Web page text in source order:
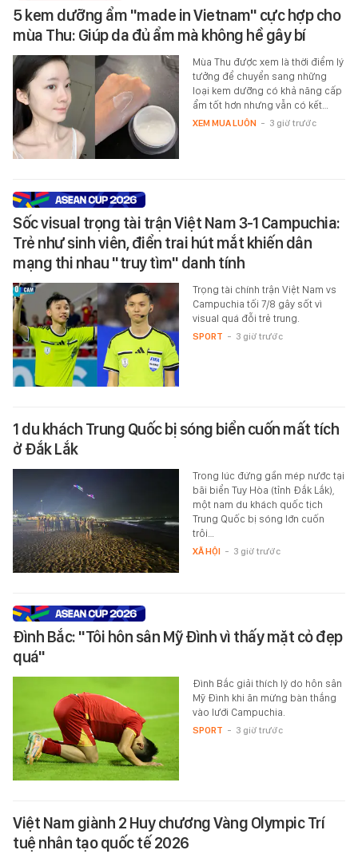
5 kem dưỡng ẩm "made in Vietnam" cực hợp cho
mùa Thu: Giúp da đủ ẩm mà không hề gây bí
Mùa Thu được xem là thời điểm lý
tưởng để chuyển sang những
loại kem dưỡng có khả năng cấp
ẩm tốt hơn nhưng vẫn có kết…
XEM MUA LUÔN - 3 giờ trước
Sốc visual trọng tài trận Việt Nam 3-1 Campuchia:
Trẻ như sinh viên, điển trai hút mắt khiến dân
mạng thi nhau "truy tìm" danh tính
Trọng tài chính trận Việt Nam vs
Campuchia tối 7/8 gây sốt vì
visual quá đỗi trẻ trung.
SPORT - 3 giờ trước
1 du khách Trung Quốc bị sóng biển cuốn mất tích
ở Đắk Lắk
Trong lúc đứng gần mép nước tại
bãi biển Tuy Hòa (tỉnh Đắk Lắk),
một nam du khách quốc tịch
Trung Quốc bị sóng lớn cuốn
trôi…
XÃ HỘI - 3 giờ trước
Đình Bắc: "Tôi hôn sân Mỹ Đình vì thấy mặt cỏ đẹp
quá"
Đình Bắc giải thích lý do hôn sân
Mỹ Đình khi ăn mừng bàn thắng
vào lưới Campuchia.
SPORT - 3 giờ trước
Việt Nam giành 2 Huy chương Vàng Olympic Trí
tuệ nhân tạo quốc tế 2026